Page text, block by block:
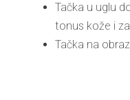
Tačka u uglu
tonus kože i
Tačka na